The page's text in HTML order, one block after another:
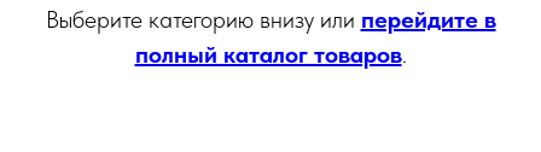
Выберите категорию внизу или перейдите в
полный каталог товаров.